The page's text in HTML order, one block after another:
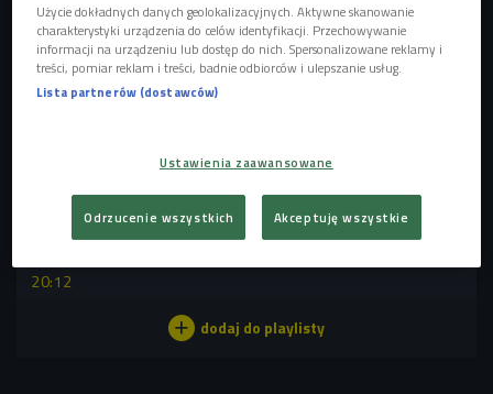
Do frytek przyznają się Belgowie, Francuzi i Amerykanie,
ale i inne narody mają swoją wersję takich smażonych
ziemniaków. Dziś najłatwiej je uznać za danie
międzynarodowe, goszczące w niemal każdej kuchni, a
POSŁUCHAJ
20:12
Skąd pochodzą frytki? (Czwórka/Sztuka jedzenia)
Użycie dokładnych danych geolokalizacyjnych. Aktywne skanowanie
charakterystyki urządzenia do celów identyfikacji. Przechowywanie
informacji na urządzeniu lub dostęp do nich. Spersonalizowane reklamy i
treści, pomiar reklam i treści, badnie odbiorców i ulepszanie usług.
Lista partnerów (dostawców)
Ustawienia zaawansowane
Odrzucenie wszystkich Akceptuję wszystkie